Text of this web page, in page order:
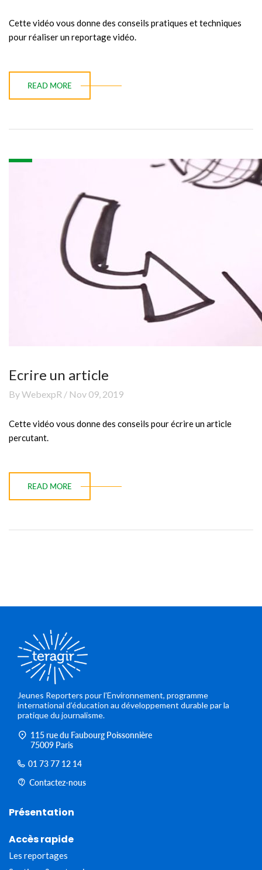
Cette vidéo vous donne des conseils pratiques et techniques
pour réaliser un reportage vidéo.
READ MORE
Ecrire un article
By WebexpR / Nov 09, 2019
Cette vidéo vous donne des conseils pour écrire un article
percutant.
READ MORE
Jeunes Reporters pour l’Environnement, programme
international d’éducation au développement durable par la
pratique du journalisme.
115 rue du Faubourg Poissonnière
75009 Paris
01 73 77 12 14
Contactez-nous
Présentation
Accès rapide
Les reportages